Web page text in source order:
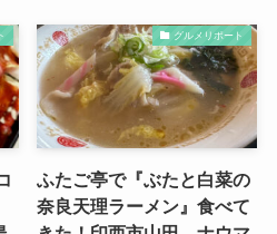
グルメリポート
ふたご亭で『ぶたと白菜の
奈良天理ラーメン』食べて